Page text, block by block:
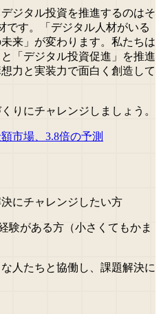
ジタル投資を推進するのはそ
です。「デジタル人材がいる
来」が変わります。私たちは
「デジタル投資促進」を推進
力と実装力で面白く創造して
りにチャレンジしましょう。
市場、3.8倍の予測
にチャレンジしたい方
験がある方（小さくてもかま
人たちと協働し、課題解決に